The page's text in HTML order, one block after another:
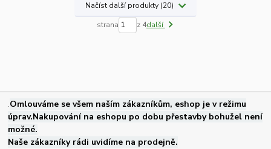
Načíst další produkty (20)
strana z 4další
.Omlouváme se všem naším zákazníkům, eshop je v režimu
úprav.Nakupování na eshopu po dobu přestavby bohužel není
možné.
Naše zákazníky rádi uvidíme na prodejně.